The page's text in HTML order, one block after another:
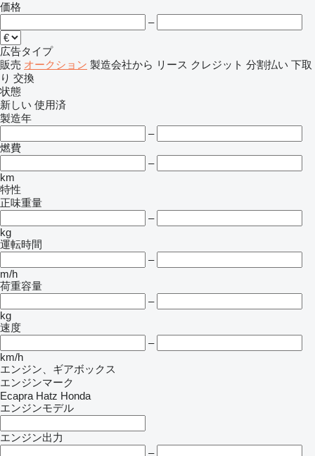
価格
–
広告タイプ
販売 オークション 製造会社から リース クレジット 分割払い 下取
り 交換
状態
新しい 使用済
製造年
–
燃費
–
km
特性
正味重量
–
kg
運転時間
–
m/h
荷重容量
–
kg
速度
–
km/h
エンジン、ギアボックス
エンジンマーク
Ecapra Hatz Honda
エンジンモデル
エンジン出力
–